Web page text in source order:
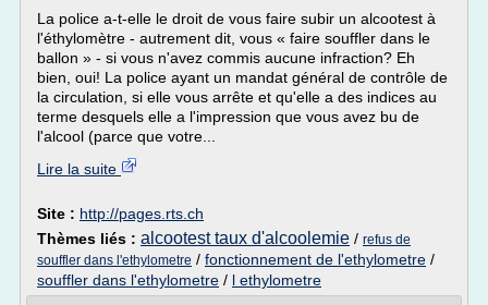
La police a-t-elle le droit de vous faire subir un alcootest à
l'éthylomètre - autrement dit, vous « faire souffler dans le
ballon » - si vous n'avez commis aucune infraction? Eh
bien, oui! La police ayant un mandat général de contrôle de
la circulation, si elle vous arrête et qu'elle a des indices au
terme desquels elle a l'impression que vous avez bu de
l'alcool (parce que votre...
Lire la suite
Site : http://pages.rts.ch
Thèmes liés : alcootest taux d'alcoolemie / refus de
souffler dans l'ethylometre / fonctionnement de l'ethylometre /
souffler dans l'ethylometre / l ethylometre